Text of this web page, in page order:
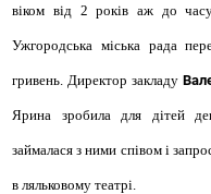
віком від 2 років аж до
Ужгородська міська рада
гривень. Директор закладу
Ярина зробила для дітей
займалася з ними співом і
в ляльковому театрі.